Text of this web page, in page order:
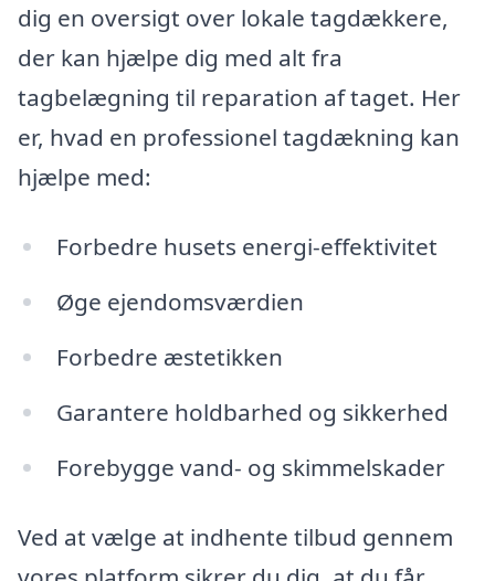
dig en oversigt over lokale tagdækkere,
der kan hjælpe dig med alt fra
tagbelægning til reparation af taget. Her
er, hvad en professionel tagdækning kan
hjælpe med:
Forbedre husets energi-effektivitet
Øge ejendomsværdien
Forbedre æstetikken
Garantere holdbarhed og sikkerhed
Forebygge vand- og skimmelskader
Ved at vælge at indhente tilbud gennem